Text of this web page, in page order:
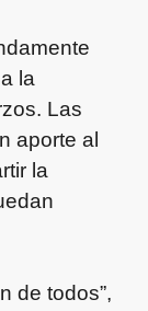
la
Las
aporte al
la
de todos”,